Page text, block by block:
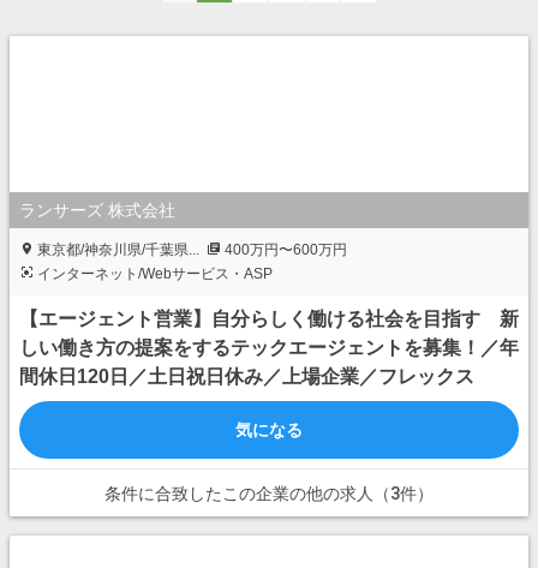
ランサーズ 株式会社
東京都/神奈川県/千葉県...
400万円〜600万円
インターネット/Webサービス・ASP
【エージェント営業】自分らしく働ける社会を目指す 新
しい働き方の提案をするテックエージェントを募集！／年
間休日120日／土日祝日休み／上場企業／フレックス
気になる
条件に合致したこの企業の他の求人（3件）